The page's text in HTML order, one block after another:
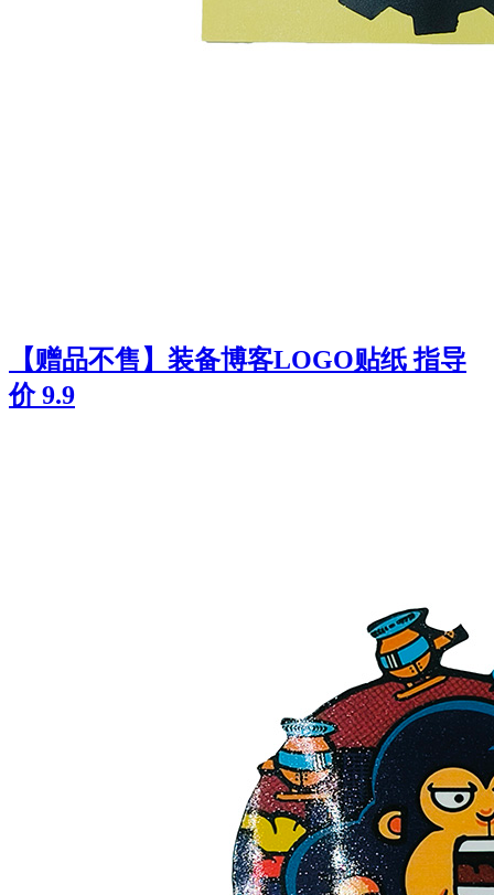
【赠品不售】装备博客LOGO贴纸 指导
价 9.9